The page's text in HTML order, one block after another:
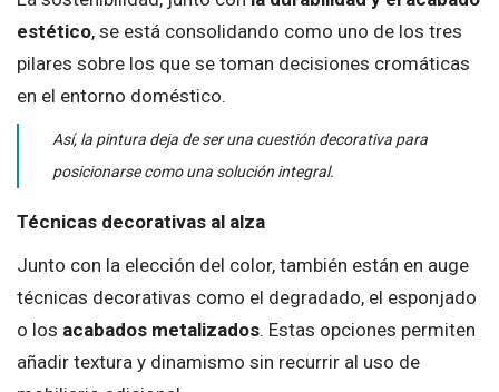
estético, se está consolidando como uno de los tres
pilares sobre los que se toman decisiones cromáticas
en el entorno doméstico.
Así, la pintura deja de ser una cuestión decorativa para
posicionarse como una solución integral.
Técnicas decorativas al alza
Junto con la elección del color, también están en auge
técnicas decorativas como el degradado, el esponjado
o los acabados metalizados. Estas opciones permiten
añadir textura y dinamismo sin recurrir al uso de